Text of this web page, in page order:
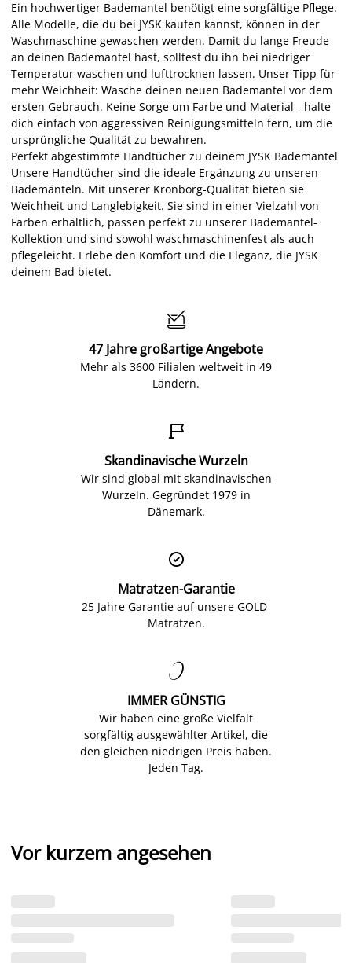
Ein hochwertiger Bademantel benötigt eine sorgfältige Pflege.
Alle Modelle, die du bei JYSK kaufen kannst, können in der
Waschmaschine gewaschen werden. Damit du lange Freude
an deinen Bademantel hast, solltest du ihn bei niedriger
Temperatur waschen und lufttrocknen lassen. Unser Tipp für
mehr Weichheit: Wasche deinen neuen Bademantel vor dem
ersten Gebrauch. Keine Sorge um Farbe und Material - halte
dich einfach von aggressiven Reinigungsmitteln fern, um die
ursprüngliche Qualität zu bewahren.
Perfekt abgestimmte Handtücher zu deinem JYSK Bademantel
Unsere Handtücher sind die ideale Ergänzung zu unseren
Bademänteln. Mit unserer Kronborg-Qualität bieten sie
Weichheit und Langlebigkeit. Sie sind in einer Vielzahl von
Farben erhältlich, passen perfekt zu unserer Bademantel-
Kollektion und sind sowohl waschmaschinenfest als auch
pflegeleicht. Erlebe den Komfort und die Eleganz, die JYSK
deinem Bad bietet.

47 Jahre großartige Angebote
Mehr als 3600 Filialen weltweit in 49
Ländern.

Skandinavische Wurzeln
Wir sind global mit skandinavischen
Wurzeln. Gegründet 1979 in
Dänemark.

Matratzen-Garantie
25 Jahre Garantie auf unsere GOLD-
Matratzen.

IMMER GÜNSTIG
Wir haben eine große Vielfalt
sorgfältig ausgewählter Artikel, die
den gleichen niedrigen Preis haben.
Jeden Tag.
Vor kurzem angesehen